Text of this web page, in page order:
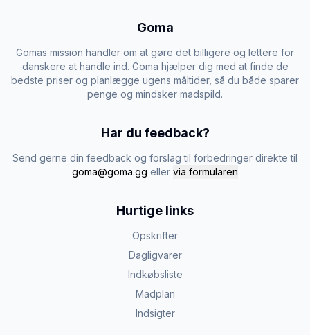
Goma
Gomas mission handler om at gøre det billigere og lettere for
danskere at handle ind. Goma hjælper dig med at finde de
bedste priser og planlægge ugens måltider, så du både sparer
penge og mindsker madspild.
Har du feedback?
Send gerne din feedback og forslag til forbedringer direkte til
goma@goma.gg eller via formularen
Hurtige links
Opskrifter
Dagligvarer
Indkøbsliste
Madplan
Indsigter